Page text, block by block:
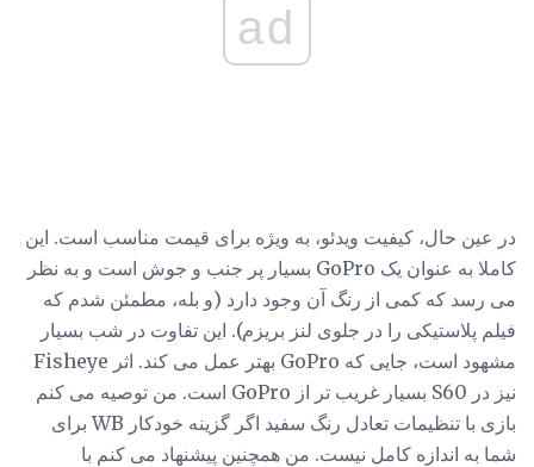
ad
در عین حال، کیفیت ویدئو، به ویژه برای قیمت مناسب است. این
کاملا به عنوان یک GoPro بسیار پر جنب و جوش است و به نظر
می رسد که کمی از رنگ آن وجود دارد (و بله، مطمئن شدم که
فیلم پلاستیکی را در جلوی لنز بریزم). این تفاوت در شب بسیار
مشهود است، جایی که GoPro بهتر عمل می کند. اثر Fisheye
نیز در S60 بسیار غریب تر از GoPro است. من توصیه می کنم
بازی با تنظیمات تعادل رنگ سفید اگر گزینه خودکار WB برای
شما به اندازه کامل نیست. من همچنین پیشنهاد می کنم با